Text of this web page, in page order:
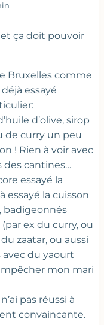
et ça doit pouvoir
Bruxelles comme
essayé
d’olive, sirop
de curry un peu
! Rien à voir avec
des cantines…
essayé la
essayé la cuisson
badigeonnés
(par ex du curry, ou
zaatar, ou aussi
du yaourt
mon mari
pas réussi à
convaincante.